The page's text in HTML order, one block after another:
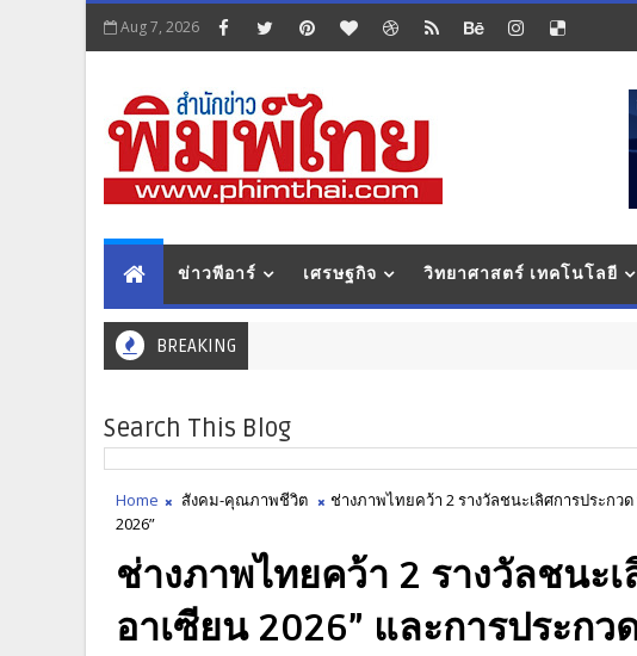
Aug 7, 2026
ข่าวพีอาร์ เศรษฐกิจ วิทยาศาสตร์ เทคโนโลยี
BREAKING สังคม-คุณภ
Search This Blog
Home สังคม-คุณภาพชีวิต
ช่างภาพไทยคว้า 2 รางวัลชนะเลิศการประกว
2026”
ช่างภาพไทยคว้า 2 รางวัลชนะ
อาเซียน 2026” และการประกว